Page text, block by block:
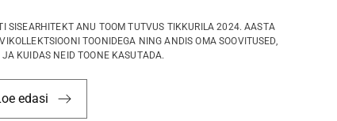
SISEARHITEKT ANU TOOM TUTVUS TIKKURILA 2024. AASTA
TOONIDEGA NING ANDIS OMA SOOVITUSED,
JA KUIDAS NEID TOONE KASUTADA.
edasi